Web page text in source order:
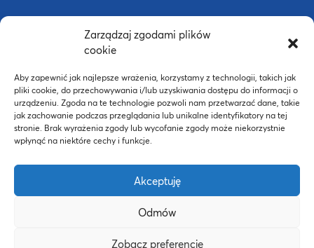
Zarządzaj zgodami plików
cookie
Aby zapewnić jak najlepsze wrażenia, korzystamy z technologii, takich jak
pliki cookie, do przechowywania i/lub uzyskiwania dostępu do informacji o
urządzeniu. Zgoda na te technologie pozwoli nam przetwarzać dane, takie
jak zachowanie podczas przeglądania lub unikalne identyfikatory na tej
stronie. Brak wyrażenia zgody lub wycofanie zgody może niekorzystnie
wpłynąć na niektóre cechy i funkcje.
Akceptuję
Odmów
Zobacz preferencje
Akademia Wychowania Fizycznego w
Wykonanie: nFinity.pl